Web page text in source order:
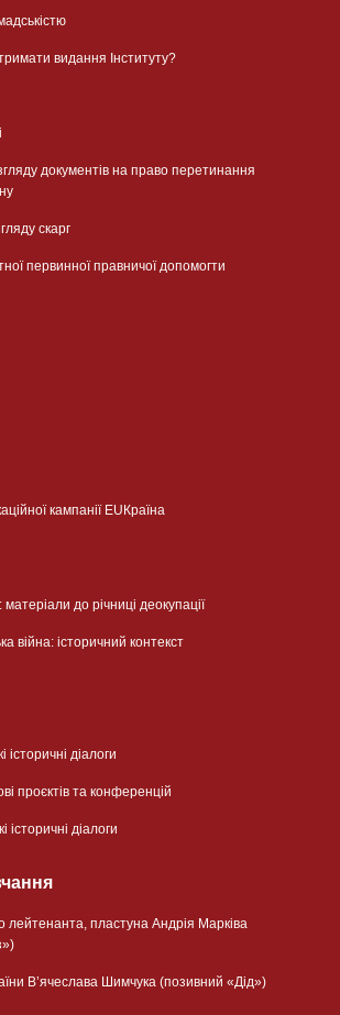
видання Інституту?
документів на право перетинання
скарг
первинної правничої допомогти
кампанії EUКраїна
матеріали до річниці деокупації
війна: історичний контекст
історичні діалоги
проєктів та конференцій
історичні діалоги
лейтенанта, пластуна Андрія Марківа
В’ячеслава Шимчука (позивний «Дід»)